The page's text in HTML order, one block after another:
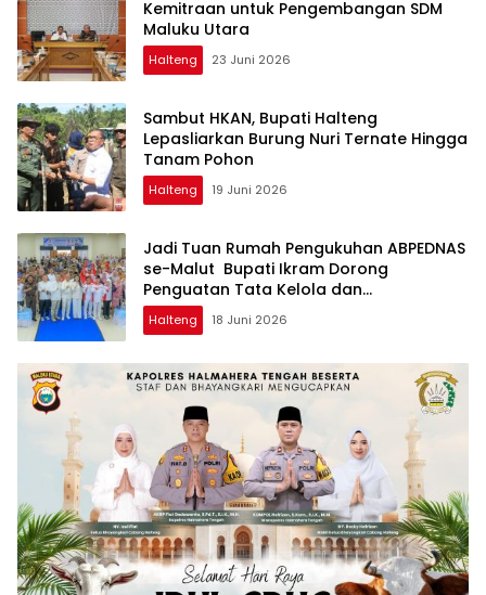
Kemitraan untuk Pengembangan SDM
Maluku Utara
Halteng 23 Juni 2026
Sambut HKAN, Bupati Halteng
Lepasliarkan Burung Nuri Ternate Hingga
Tanam Pohon
Halteng 19 Juni 2026
Jadi Tuan Rumah Pengukuhan ABPEDNAS
se-Malut Bupati Ikram Dorong
Penguatan Tata Kelola dan
Pengawasan Desa
Halteng 18 Juni 2026